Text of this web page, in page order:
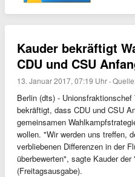
Kauder bekräftigt
CDU und CSU
13. Januar 2017, 07:19 Uhr ·
Berlin (dts) -
bekräftigt, dass CDU und CSU
gemeinsamen
wollen. "Wir werden uns treffen,
verbliebenen Differenzen in der
überbewerten", sagte Kauder
(Freitagsausgabe).